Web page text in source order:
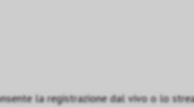
la registrazione dal vivo o lo